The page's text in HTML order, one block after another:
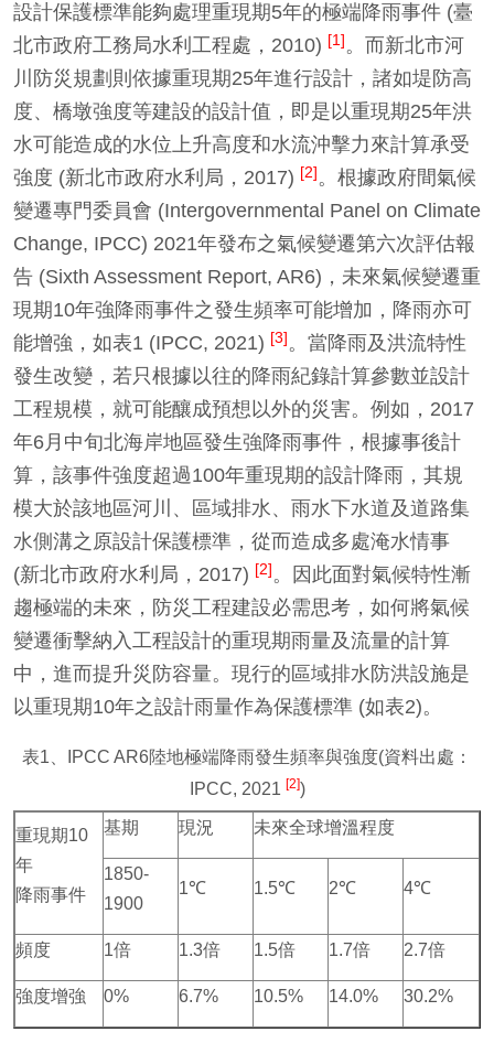
設計保護標準能夠處理重現期5年的極端降雨事件 (臺
北市政府工務局水利工程處，2010) [1]。而新北市河
川防災規劃則依據重現期25年進行設計，諸如堤防高
度、橋墩強度等建設的設計值，即是以重現期25年洪
水可能造成的水位上升高度和水流沖擊力來計算承受
強度 (新北市政府水利局，2017) [2]。根據政府間氣候
變遷專門委員會 (Intergovernmental Panel on Climate
Change, IPCC) 2021年發布之氣候變遷第六次評估報
告 (Sixth Assessment Report, AR6)，未來氣候變遷重
現期10年強降雨事件之發生頻率可能增加，降雨亦可
能增強，如表1 (IPCC, 2021) [3]。當降雨及洪流特性
發生改變，若只根據以往的降雨紀錄計算參數並設計
工程規模，就可能釀成預想以外的災害。例如，2017
年6月中旬北海岸地區發生強降雨事件，根據事後計
算，該事件強度超過100年重現期的設計降雨，其規
模大於該地區河川、區域排水、雨水下水道及道路集
水側溝之原設計保護標準，從而造成多處淹水情事
(新北市政府水利局，2017) [2]。因此面對氣候特性漸
趨極端的未來，防災工程建設必需思考，如何將氣候
變遷衝擊納入工程設計的重現期雨量及流量的計算
中，進而提升災防容量。現行的區域排水防洪設施是
以重現期10年之設計雨量作為保護標準 (如表2)。
表1、IPCC AR6陸地極端降雨發生頻率與強度(資料出處：
IPCC, 2021 [2])
重現期10
年
降雨事件
基期 現況 未來全球增溫程度
1850-
1900
1℃ 1.5℃ 2℃ 4℃
頻度 1倍 1.3倍 1.5倍 1.7倍 2.7倍
強度增強 0% 6.7% 10.5% 14.0% 30.2%